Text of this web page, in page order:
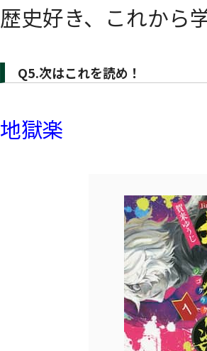
歴史好き、これから
Q5.次はこれを読め！
地獄楽